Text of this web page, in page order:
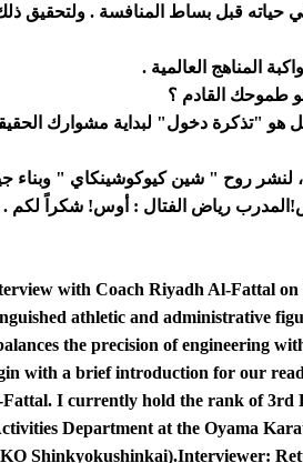
حياته قبل بساط المنافسة . ولتحقيق
المناهج العالمية .
طموحك القادم ؟
"تذكرة دخول" لبداية مشوارك الحقيقي
روح " شين كيوكوشينكاي " وبناء جيل
رياض الفتال : أوس! شكراً لكم .
with Coach Riyadh Al-Fattal on
athletic and administrative
the precision of engineering
with a brief introduction for our
I currently hold the rank of 3rd
Department at the Oyama
Shinkyokushinkai).Interviewer: